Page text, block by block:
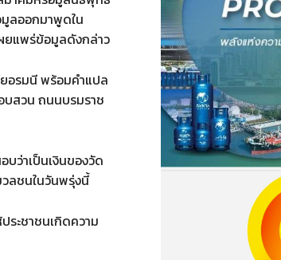
มูลออกมาพูดใน
ยแพร่ข้อมูลดังกล่าว
อรมนี พร้อมคำแปล
บสวน ถนนบรมราช
ว่าเป็นเงินของวัด
ลชนในวันพรุ่งนี้
ระชาชนเกิดความ